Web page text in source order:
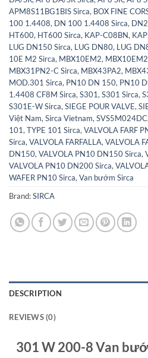
APM8S11BG1BIS Sirca, BOX FINE
100 1.4408, DN 100 1.4408 Sirca,
HT600, HT600 Sirca, KAP-C08BN,
LUG DN150 Sirca, LUG DN80, LUG
10E M2 Sirca, MBX10EM2,
MBX31PN2-C Sirca, MBX43PA2,
MOD.301 Sirca, PN10 DN 150, PN10
1.4408 CF8M Sirca,S301,S301 Sirca,
S301E-W Sirca,SIEGE POUR VALVE,
Việt Nam,Sirca Vietnam,SVS5M024DC
101,TYPE 101 Sirca,VALVOLA FARF
Sirca,VALVOLA FARFALLA,VALVOLA
DN150,VALVOLA PN10 DN150 Sirca,
VALVOLA PN10 DN200 Sirca,
WAFER PN10 Sirca,Van bướm Sirca
Brand:SIRCA
DESCRIPTION
REVIEWS (0)
301 W 200-8 Van